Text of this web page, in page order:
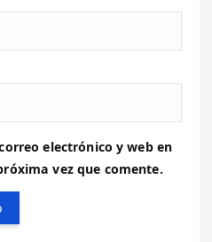
electrónico y web en
vez que comente.